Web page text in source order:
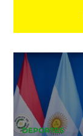
DEPORTES